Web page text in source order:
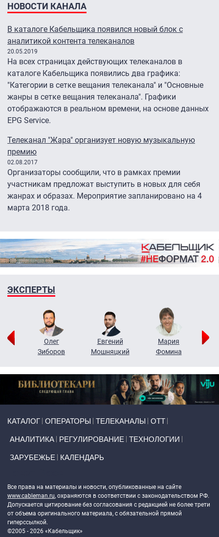
НОВОСТИ КАНАЛА
В каталоге Кабельщика появился новый блок с
аналитикой контента телеканалов
20.05.2019
На всех страницах действующих телеканалов в
каталоге Кабельщика появились два графика:
"Категории в сетке вещания телеканала" и "Основные
жанры в сетке вещания телеканала". Графики
отображаются в реальном времени, на основе данных
EPG Service.
Телеканал "Жара" организует новую музыкальную
премию
02.08.2017
Организаторы сообщили, что в рамках премии
участникам предложат выступить в новых для себя
жанрах и образах. Мероприятие запланировано на 4
марта 2018 года.
ЭКСПЕРТЫ
Олег
Зиборов
Евгений
Мошняцкий
Мария
Фомина
КАТАЛОГ ОПЕРАТОРЫ ТЕЛЕКАНАЛЫ ОТТ
АНАЛИТИКА РЕГУЛИРОВАНИЕ ТЕХНОЛОГИИ
ЗАРУБЕЖЬЕ КАЛЕНДАРЬ
Все права на материалы и новости, опубликованные на сайте
www.cableman.ru, охраняются в соответствии с законодательством РФ.
Допускается цитирование без согласования с редакцией не более трети
от объема оригинального материала, с обязательной прямой
гиперссылкой.
©2005 - 2026 «Кабельщик»